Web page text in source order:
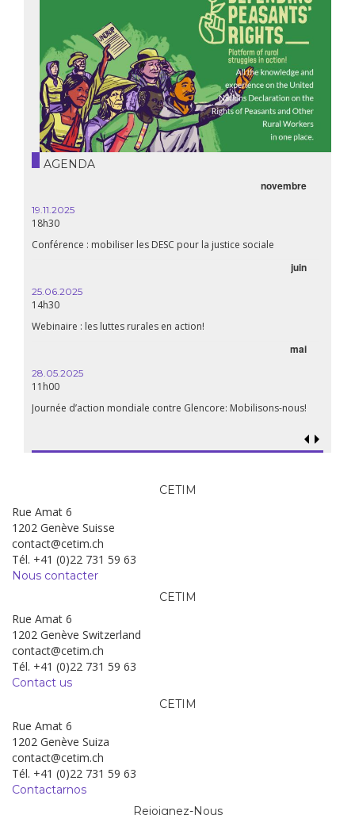
AGENDA
novembre
19.11.2025
18h30
Conférence : mobiliser les DESC pour la justice sociale
juin
25.06.2025
14h30
Webinaire : les luttes rurales en action!
mai
28.05.2025
11h00
Journée d’action mondiale contre Glencore: Mobilisons-nous!
CETIM
Rue Amat 6
1202 Genève Suisse
contact@cetim.ch
Tél. +41 (0)22 731 59 63
Nous contacter
CETIM
Rue Amat 6
1202 Genève Switzerland
contact@cetim.ch
Tél. +41 (0)22 731 59 63
Contact us
CETIM
Rue Amat 6
1202 Genève Suiza
contact@cetim.ch
Tél. +41 (0)22 731 59 63
Contactarnos
Rejoignez-Nous